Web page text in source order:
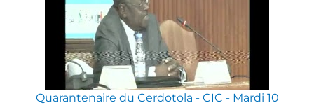
Quarantenaire du Cerdotola - CIC - Mardi 10